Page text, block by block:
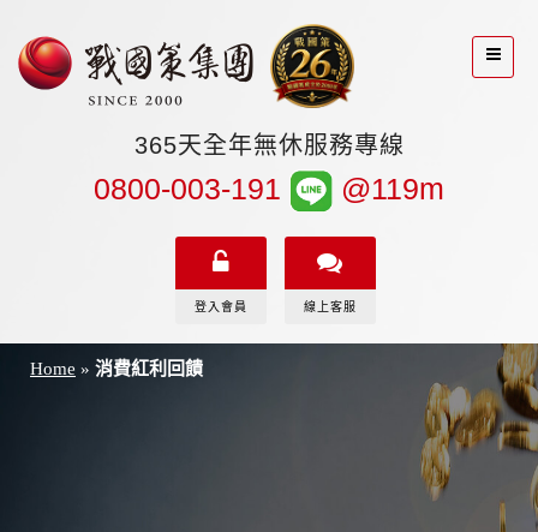
365天全年無休服務專線
0800-003-191 @119m
登入會員 線上客服
Home » 消費紅利回饋